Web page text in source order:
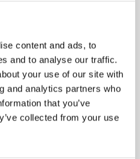
content and ads, to
and to analyse our traffic.
your use of our site with
and analytics partners who
that you’ve
collected from your use